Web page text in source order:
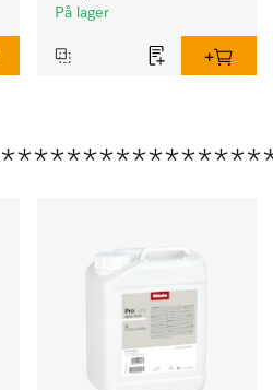
På lager